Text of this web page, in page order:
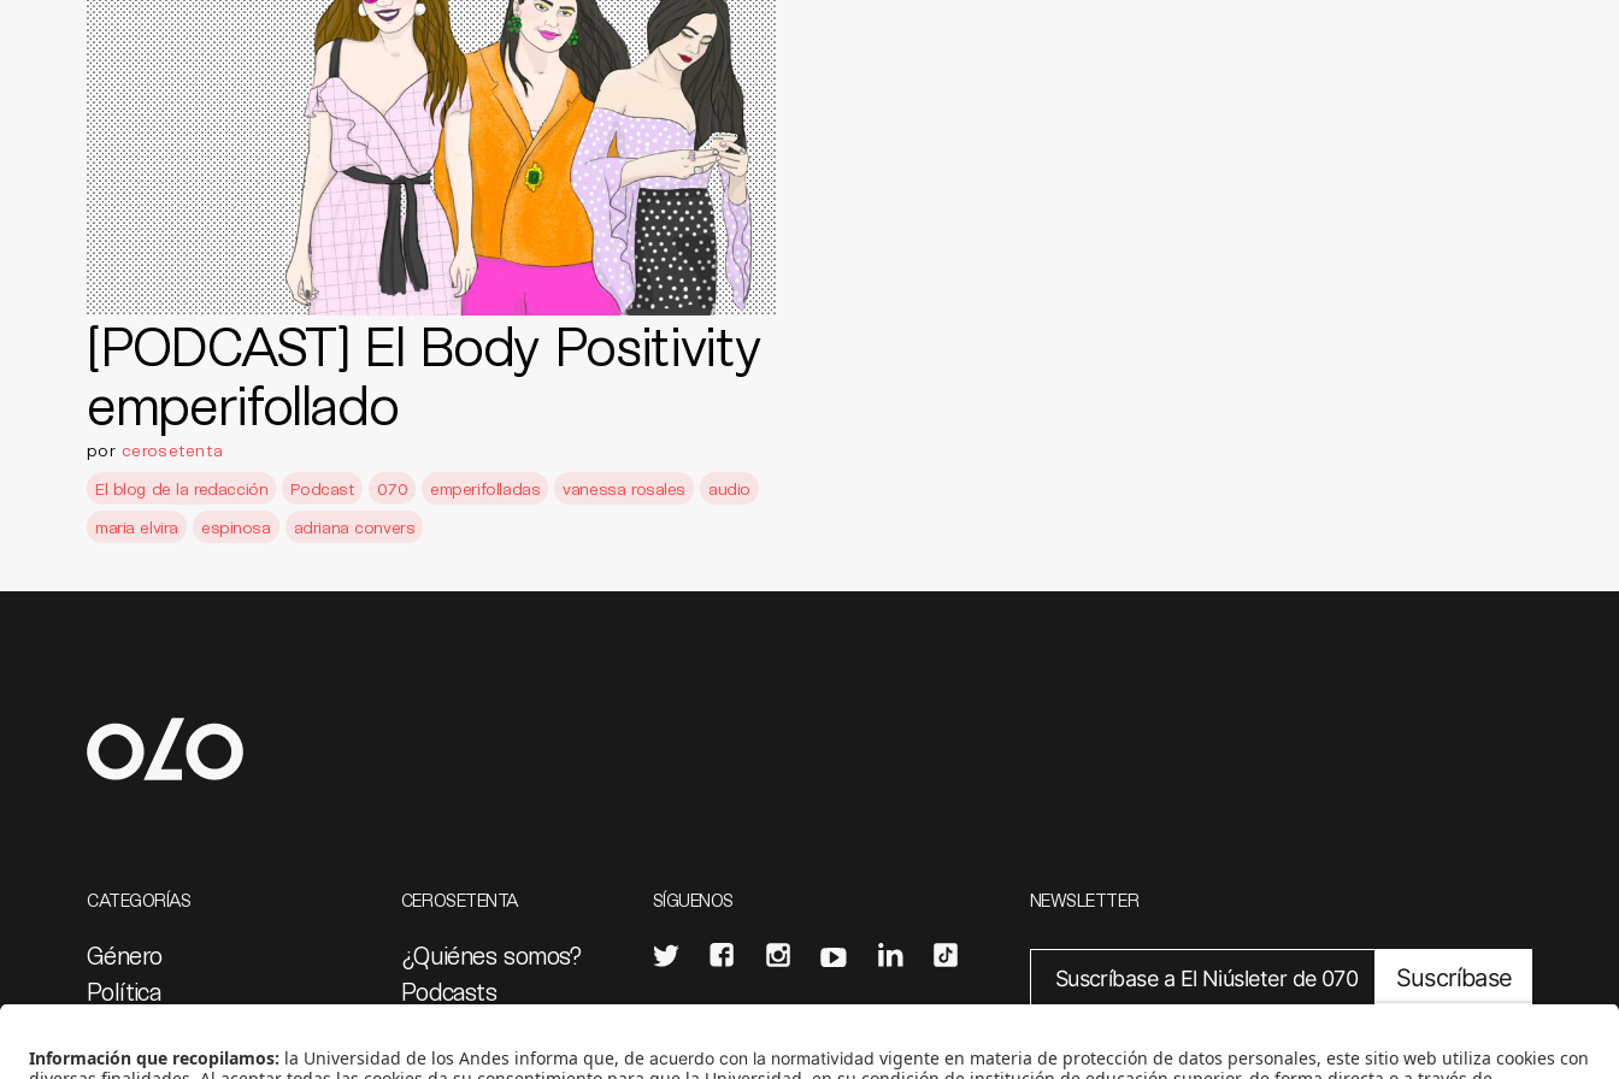
[PODCAST] El Body Positivity
emperifollado
por cerosetenta
El blog de la redacción
Podcast 070 emperifolladas vanessa rosales
audio
maria elvira
espinosa adriana convers
CATEGORÍAS
Género
Política
Medio ambiente
CEROSETENTA
¿Quiénes somos?
Podcasts
Proyectos 070
SÍGUENOS NEWSLETTER
Suscríbase